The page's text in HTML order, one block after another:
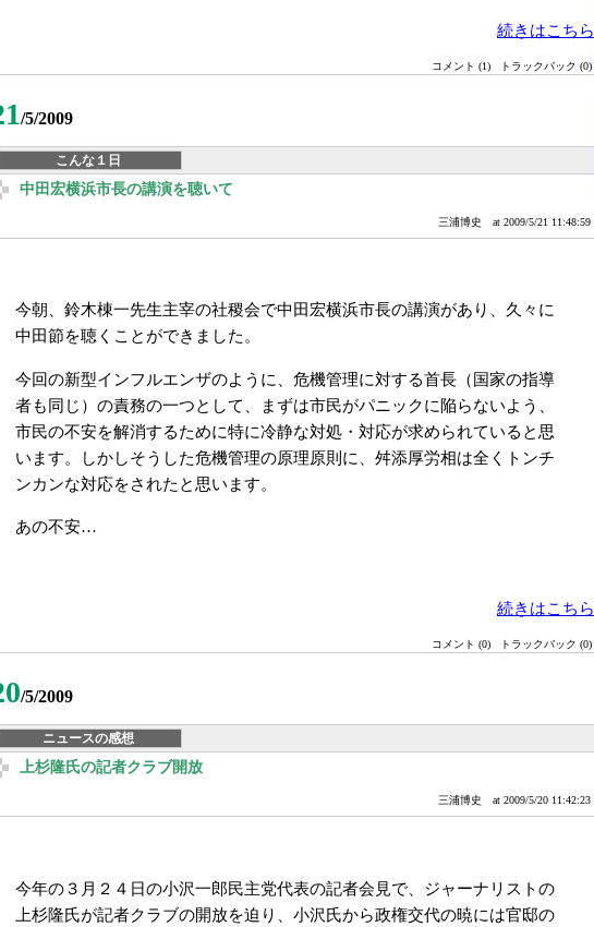
続きはこちら
コメント (1) トラックバック (0)
/5/2009
こんな１日
中田宏横浜市長の講演を聴いて
三浦博史 at 2009/5/21 11:48:59
今朝、鈴木棟一先生主宰の社稷会で中田宏横浜市長の講演があり、久々に
中田節を聴くことができました。
今回の新型インフルエンザのように、危機管理に対する首長（国家の指導
者も同じ）の責務の一つとして、まずは市民がパニックに陥らないよう、
市民の不安を解消するために特に冷静な対処・対応が求められていると思
います。しかしそうした危機管理の原理原則に、舛添厚労相は全くトンチ
ンカンな対応をされたと思います。
あの不安…
続きはこちら
コメント (0) トラックバック (0)
/5/2009
ニュースの感想
上杉隆氏の記者クラブ開放
三浦博史 at 2009/5/20 11:42:23
今年の３月２４日の小沢一郎民主党代表の記者会見で、ジャーナリストの
上杉隆氏が記者クラブの開放を迫り、小沢氏から政権交代の暁には官邸の